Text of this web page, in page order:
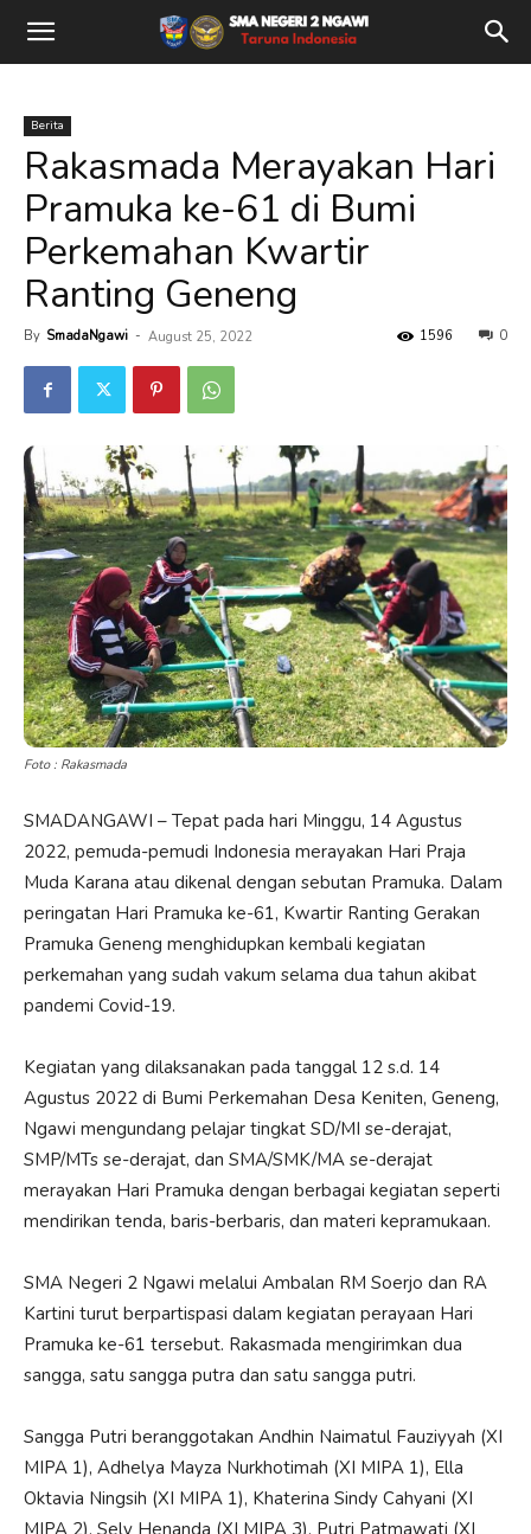
Berita
Rakasmada Merayakan Hari
Pramuka ke-61 di Bumi
Perkemahan Kwartir
Ranting Geneng
By SmadaNgawi - August 25, 2022 0
1596
Foto : Rakasmada
SMADANGAWI – Tepat pada hari Minggu, 14 Agustus
2022, pemuda-pemudi Indonesia merayakan Hari Praja
Muda Karana atau dikenal dengan sebutan Pramuka. Dalam
peringatan Hari Pramuka ke-61, Kwartir Ranting Gerakan
Pramuka Geneng menghidupkan kembali kegiatan
perkemahan yang sudah vakum selama dua tahun akibat
pandemi Covid-19.
Kegiatan yang dilaksanakan pada tanggal 12 s.d. 14
Agustus 2022 di Bumi Perkemahan Desa Keniten, Geneng,
Ngawi mengundang pelajar tingkat SD/MI se-derajat,
SMP/MTs se-derajat, dan SMA/SMK/MA se-derajat
merayakan Hari Pramuka dengan berbagai kegiatan seperti
mendirikan tenda, baris-berbaris, dan materi kepramukaan.
SMA Negeri 2 Ngawi melalui Ambalan RM Soerjo dan RA
Kartini turut berpartispasi dalam kegiatan perayaan Hari
Pramuka ke-61 tersebut. Rakasmada mengirimkan dua
sangga, satu sangga putra dan satu sangga putri.
Sangga Putri beranggotakan Andhin Naimatul Fauziyyah (XI
MIPA 1), Adhelya Mayza Nurkhotimah (XI MIPA 1), Ella
Oktavia Ningsih (XI MIPA 1), Khaterina Sindy Cahyani (XI
MIPA 2), Sely Henanda (XI MIPA 3), Putri Patmawati (XI